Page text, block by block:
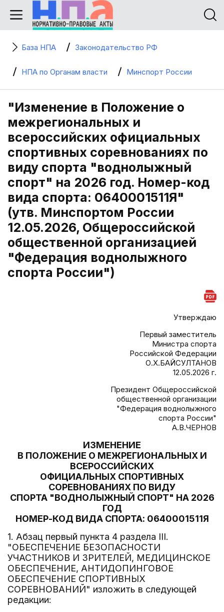
База НПА Законодательство РФ
НПА по Органам власти Минспорт России
"Изменение в Положение о
межрегиональных и
всероссийских официальных
спортивных соревнованиях по
виду спорта "воднолыжный
спорт" на 2026 год. Номер-код
вида спорта: 0640001511Я"
(утв. Минспортом России
12.05.2026, Общероссийской
общественной организацией
"Федерация воднолыжного
спорта России")
Утверждаю
Первый заместитель
Министра спорта
Российской Федерации
О.Х.БАЙСУЛТАНОВ
12.05.2026 г.
Президент Общероссийской
общественной организации
"Федерация воднолыжного
спорта России"
А.В.ЧЕРНОВ
ИЗМЕНЕНИЕ
В ПОЛОЖЕНИЕ О МЕЖРЕГИОНАЛЬНЫХ И
ВСЕРОССИЙСКИХ
ОФИЦИАЛЬНЫХ СПОРТИВНЫХ
СОРЕВНОВАНИЯХ ПО ВИДУ
СПОРТА "ВОДНОЛЫЖНЫЙ СПОРТ" НА 2026
ГОД
НОМЕР-КОД ВИДА СПОРТА: 0640001511Я
1. Абзац первый пункта 4 раздела III.
"ОБЕСПЕЧЕНИЕ БЕЗОПАСНОСТИ
УЧАСТНИКОВ И ЗРИТЕЛЕЙ, МЕДИЦИНСКОЕ
ОБЕСПЕЧЕНИЕ, АНТИДОПИНГОВОЕ
ОБЕСПЕЧЕНИЕ СПОРТИВНЫХ
СОРЕВНОВАНИЙ" изложить в следующей
редакции: